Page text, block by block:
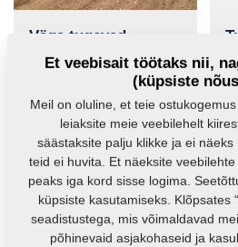
Väga tugevad
materjalid
Oluliste sõlmede juures
tugevaid vääristatud
materjale, et tagada pikk
kasutusaeg. Suurele
koormusele kavandatud
raam.
Et veebisait töötaks nii,
(küpsiste
Meil on oluline, et teie
leiaksite meie veebilehelt
säästaksite palju klikke ja ei
teid ei huvita. Et näeksite
peaks iga kord sisse logima.
küpsiste kasutamiseks. Klõpsates
seadistustega, mis võimaldavad
põhinevaid asjakohaseid ja